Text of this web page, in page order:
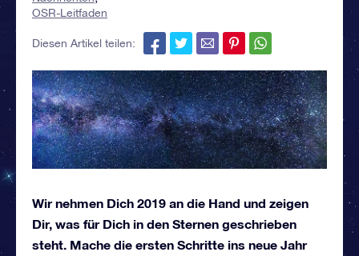
OSR-Leitfaden
Diesen Artikel teilen:
Wir nehmen Dich 2019 an die Hand und zeigen
Dir, was für Dich in den Sternen geschrieben
steht. Mache die ersten Schritte ins neue Jahr